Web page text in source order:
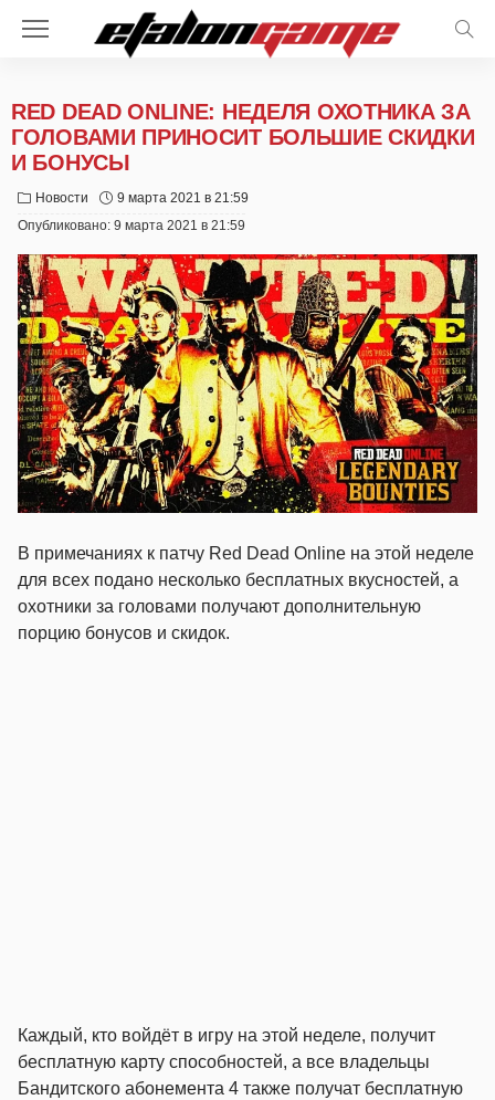
RED DEAD ONLINE: НЕДЕЛЯ ОХОТНИКА ЗА
ГОЛОВАМИ ПРИНОСИТ БОЛЬШИЕ СКИДКИ
И БОНУСЫ
Новости
9 марта 2021 в 21:59
Опубликовано: 9 марта 2021 в 21:59
В примечаниях к патчу Red Dead Online на этой неделе
для всех подано несколько бесплатных вкусностей, а
охотники за головами получают дополнительную
порцию бонусов и скидок.
Каждый, кто войдёт в игру на этой неделе, получит
бесплатную карту способностей, а все владельцы
Бандитского абонемента 4 также получат бесплатную